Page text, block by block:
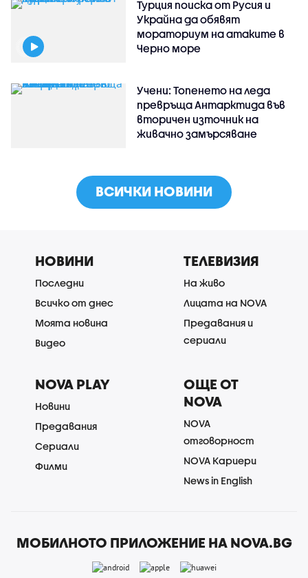
Турция поиска от Русия и
Украйна да обявят
мораториум на атаките в
Черно море
Учени: Топенето на леда
превръща Антарктида във
вторичен източник на
живачно замърсяване
ВСИЧКИ НОВИНИ
НОВИНИ
Последни
Всичко от днес
Моята новина
Видео
ТЕЛЕВИЗИЯ
На живо
Лицата на NOVA
Предавания и
сериали
NOVA PLAY
Новини
Предавания
Сериали
Филми
ОЩЕ ОТ
NOVA
NOVA
отговорност
NOVA Кариери
News in English
МОБИЛНОТО ПРИЛОЖЕНИЕ НА NOVA.BG